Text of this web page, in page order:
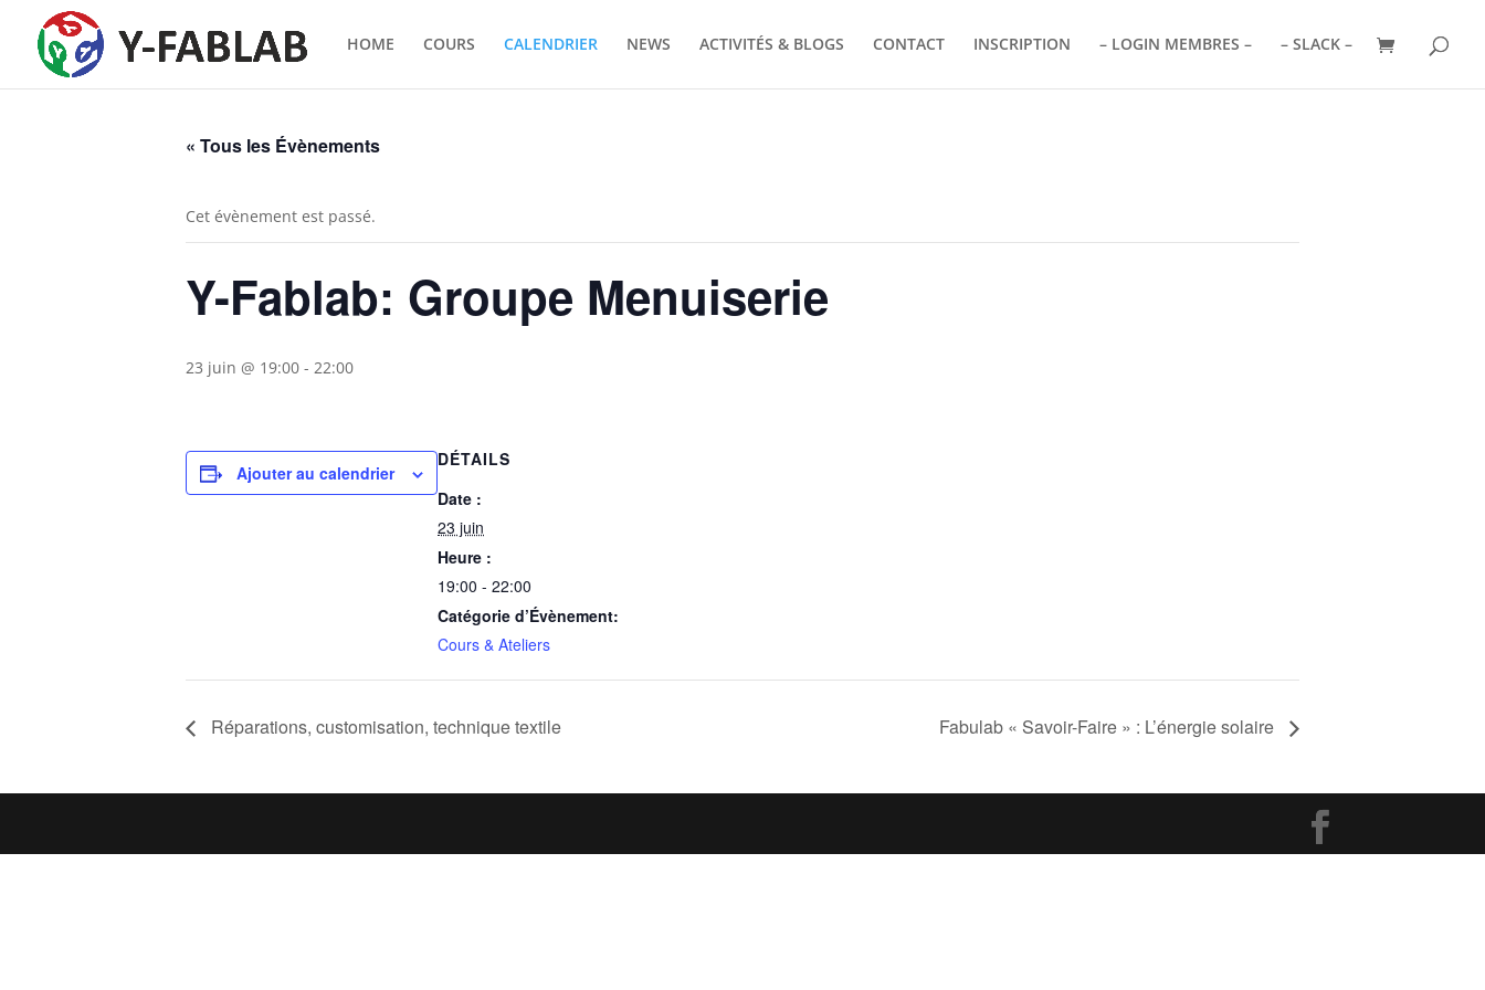
HOME COURS CALENDRIER NEWS ACTIVITÉS & BLOGS CONTACT INSCRIPTION – LOGIN MEMBRES – – SLACK –
« Tous les Évènements
Cet évènement est passé.
Y-Fablab: Groupe Menuiserie
23 juin @ 19:00 - 22:00
Ajouter au calendrier
DÉTAILS
Date :
23 juin
Heure :
19:00 - 22:00
Catégorie d’Évènement:
Cours & Ateliers
Réparations, customisation, technique textile Fabulab « Savoir-Faire » : L’énergie solaire